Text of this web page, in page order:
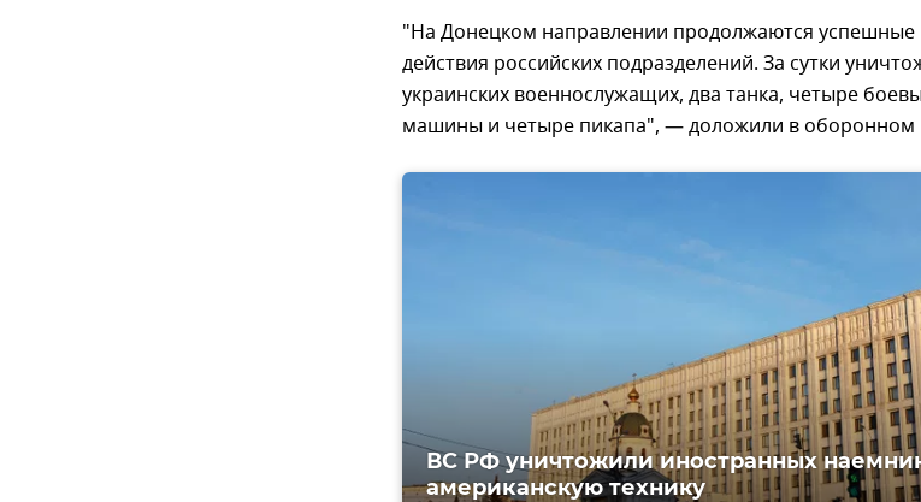
"На Донецком направлении продолжаются успешные
действия российских подразделений. За сутки
украинских военнослужащих, два танка, четыре
машины и четыре пикапа", — доложили в оборонном
ВС РФ уничтожили иностранных
американскую технику